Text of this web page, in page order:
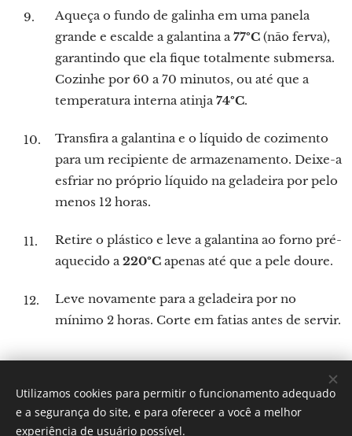
Aqueça o fundo de galinha em uma panela
grande e escalde a galantina a77ºC (não ferva),
garantindo que ela fique totalmente submersa.
Cozinhe por 60 a 70 minutos, ou até que a
temperatura interna atinja74ºC.
Transfira a galantina e o líquido de cozimento
para um recipiente de armazenamento. Deixe-a
esfriar no próprio líquido na geladeira por pelo
menos 12 horas.
Retire o plástico e leve a galantina ao forno pré-
aquecido a220ºC apenas até que a pele doure.
Leve novamente para a geladeira por no
mínimo 2 horas. Corte em fatias antes de servir.
Por: Verônica Silveira Nicoletti
Instagram: Gastronomundo.receitas
Utilizamos cookies para permitir o funcionamento adequado
e a segurança do site, e para oferecer a você a melhor
experiência de usuário possível.